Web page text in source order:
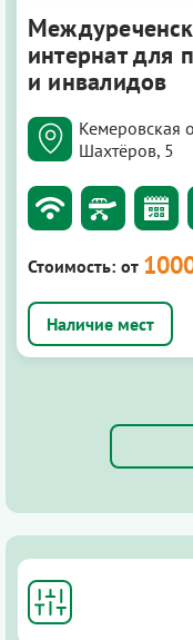
интернат для
и инвалидов
Кемеровская
Шахтёров, 5
Стоимость: от